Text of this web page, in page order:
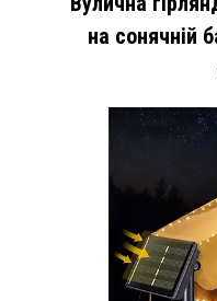
на сонячній